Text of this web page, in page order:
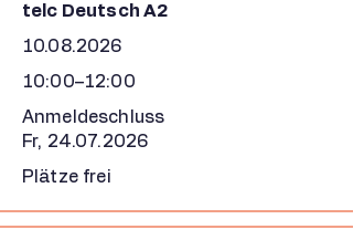
telc Deutsch A2
10.08.2026
10:00–12:00
Anmeldeschluss
Fr, 24.07.2026
Plätze frei